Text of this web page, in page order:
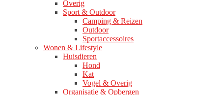
Overig
Sport & Outdoor
Camping & Reizen
Outdoor
Sportaccessoires
Wonen & Lifestyle
Huisdieren
Hond
Kat
Vogel & Overig
Organisatie & Opbergen